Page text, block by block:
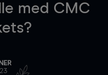
med CMC